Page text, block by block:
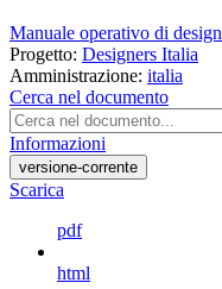
Manuale operativo di design
Progetto: Designers Italia
Amministrazione: italia
Cerca nel documento
Informazioni
versione-corrente
Scarica
pdf
html